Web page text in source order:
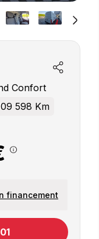
Confort
598 Km
financement